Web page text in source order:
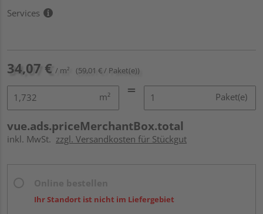
Services
34,07 € / m² (59,01 € / Paket(e))
m² Paket(e)
vue.ads.priceMerchantBox.total
inkl. MwSt. zzgl. Versandkosten für Stückgut
Ihr Standort ist nicht im Liefergebiet